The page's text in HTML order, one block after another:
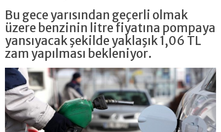
Bu gece yarısından geçerli olmak
üzere benzinin litre fiyatına pompaya
yansıyacak şekilde yaklaşık 1,06 TL
zam yapılması bekleniyor.